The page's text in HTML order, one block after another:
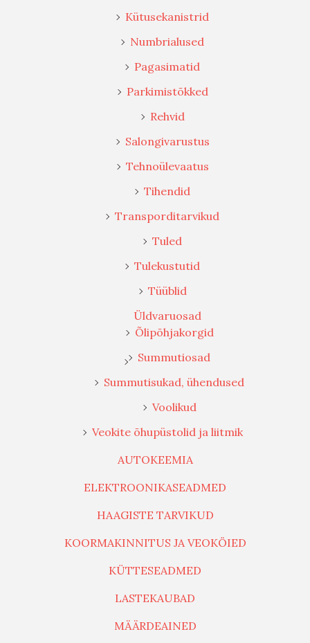
Kütusekanistrid
Numbrialused
Pagasimatid
Parkimistõkked
Rehvid
Salongivarustus
Tehnoülevaatus
Tihendid
Transporditarvikud
Tuled
Tulekustutid
Tüüblid
Üldvaruosad
Õlipõhjakorgid
Summutiosad
Summutisukad, ühendused
Voolikud
Veokite õhupüstolid ja liitmik
AUTOKEEMIA
ELEKTROONIKASEADMED
HAAGISTE TARVIKUD
KOORMAKINNITUS JA VEOKÖIED
KÜTTESEADMED
LASTEKAUBAD
MÄÄRDEAINED